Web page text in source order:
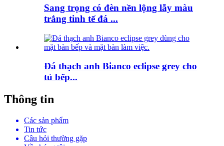
Sang trọng có đèn nền lộng lẫy màu
trắng tinh tế đá ...
Đá thạch anh Bianco eclipse grey cho
tủ bếp...
Thông tin
Các sản phẩm
Tin tức
Câu hỏi thường gặp